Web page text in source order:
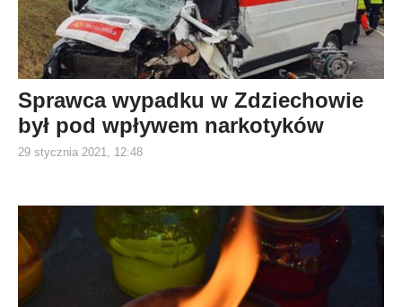
Sprawca wypadku w Zdziechowie
był pod wpływem narkotyków
29 stycznia 2021, 12:48